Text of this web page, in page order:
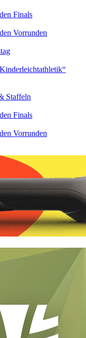
Finals
Vorrunden
Staffeln
Finals
Vorrunden